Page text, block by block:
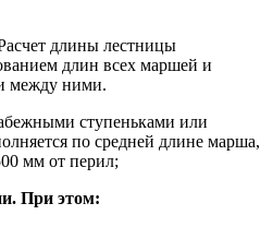
длины лестницы
длин всех маршей и
между ними.
ступеньками или
по средней длине марша,
мм от перил;
При этом: